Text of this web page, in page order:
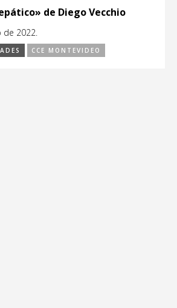
de Diego Vecchio
de 2022.
CCE MONTEVIDEO